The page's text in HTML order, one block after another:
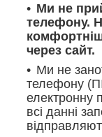
Ми не
телефону.
через сайт.
Ми не
телефону
електронну
всі данні